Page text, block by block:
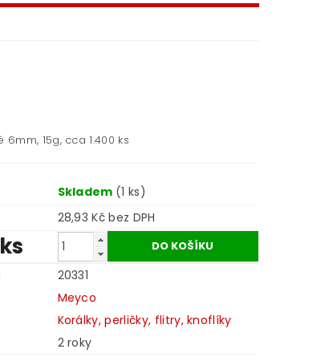
6mm, 15g, cca 1.400 ks
Skladem (1 ks)
28,93 Kč bez DPH
20331
Meyco
Korálky, perličky, flitry, knoflíky
2 roky